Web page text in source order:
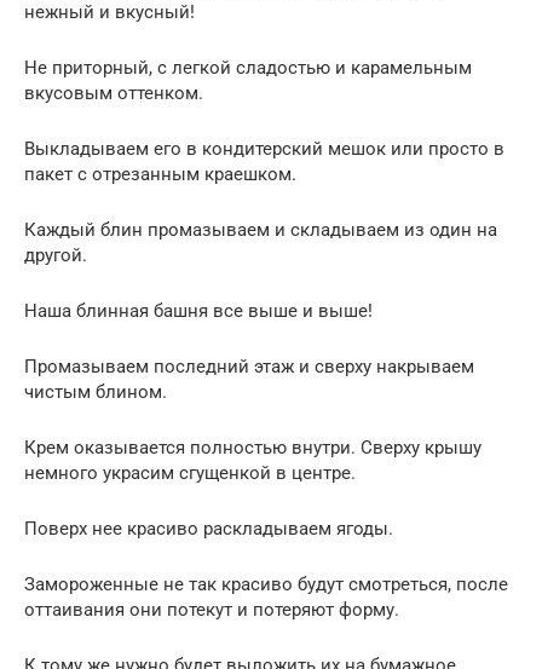
нежный и вкусный!
Не приторный, с легкой сладостью и карамельным
вкусовым оттенком.
Выкладываем его в кондитерский мешок или просто в
пакет с отрезанным краешком.
Каждый блин промазываем и складываем из один на
другой.
Наша блинная башня все выше и выше!
Промазываем последний этаж и сверху накрываем
чистым блином.
Крем оказывается полностью внутри. Сверху крышу
немного украсим сгущенкой в центре.
Поверх нее красиво раскладываем ягоды.
Замороженные не так красиво будут смотреться, после
оттаивания они потекут и потеряют форму.